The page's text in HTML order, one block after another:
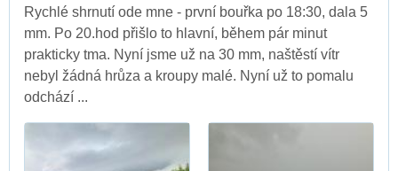
Rychlé shrnutí ode mne - první bouřka po 18:30, dala 5
mm. Po 20.hod přišlo to hlavní, během pár minut
prakticky tma. Nyní jsme už na 30 mm, naštěstí vítr
nebyl žádná hrůza a kroupy malé. Nyní už to pomalu
odchází ...